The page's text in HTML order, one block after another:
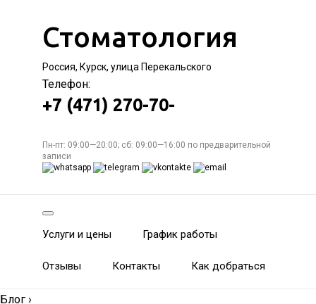
Стоматология
Россия, Курск, улица Перекальского
Телефон:
+7 (471) 270-70-
Пн-пт: 09:00—20:00; сб: 09:00—16:00 по предварительной
записи
Услуги и цены График работы
Отзывы Контакты Как добраться
Блог ›